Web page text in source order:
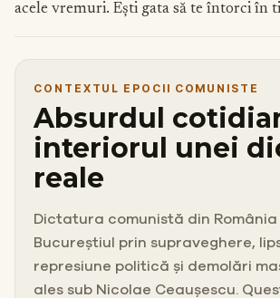
acele vremuri. Ești gata să te întorci în
CONTEXTUL EPOCII COMUNISTE
Absurdul
interiorul unei
reale
Dictatura comunistă din
Bucureștiul prin supraveghere,
represiune politică și demolări
ales sub Nicolae Ceaușescu.